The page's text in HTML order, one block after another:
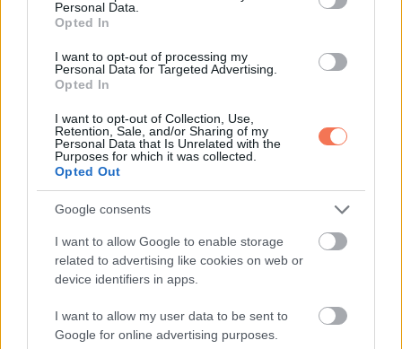
Personal Data.
Opted In
I want to opt-out of processing my
Personal Data for Targeted Advertising.
Opted In
I want to opt-out of Collection, Use,
Retention, Sale, and/or Sharing of my
Personal Data that Is Unrelated with the
Purposes for which it was collected.
Opted Out
Google consents
I want to allow Google to enable storage
related to advertising like cookies on web or
device identifiers in apps.
I want to allow my user data to be sent to
Google for online advertising purposes.
rájön: a béke nem kompromisszum, hanem
prioritás . A
fogyatkozás ráirányítja a figyelmet arra, hol csúszott el a
munka–magánélet aránya, és hol lett túl sok a „kell”, túl
kevés az „akarom”.
Kreatív és szakmai projektekben lendület érkezhet:
elkezdeni, befejezni, rendbe tenni, újraszervezni. A Mérleg
most olyan energiát kap, ami nemcsak szép terveket ad,
hanem végre kivitelezést is.
szétszórtság, több tudatosság – és az a ritka érzés, hogy a